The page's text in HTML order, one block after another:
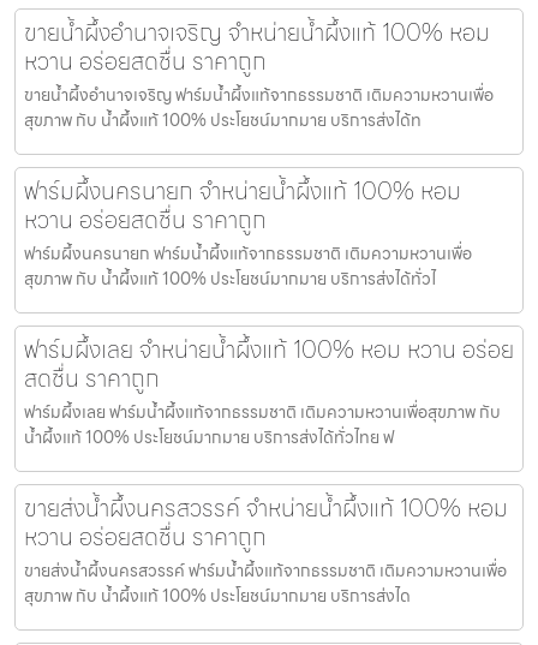
ขายน้ำผึ้งอำนาจเจริญ จำหน่ายน้ำผึ้งแท้ 100% หอม
หวาน อร่อยสดชื่น ราคาถูก
ขายน้ำผึ้งอำนาจเจริญ ฟาร์มน้ำผึ้งแท้จากธรรมชาติ เติมความหวานเพื่อ
สุขภาพ กับ น้ำผึ้งแท้ 100% ประโยชน์มากมาย บริการส่งได้ท
ฟาร์มผึ้งนครนายก จำหน่ายน้ำผึ้งแท้ 100% หอม
หวาน อร่อยสดชื่น ราคาถูก
ฟาร์มผึ้งนครนายก ฟาร์มน้ำผึ้งแท้จากธรรมชาติ เติมความหวานเพื่อ
สุขภาพ กับ น้ำผึ้งแท้ 100% ประโยชน์มากมาย บริการส่งได้ทั่วไ
ฟาร์มผึ้งเลย จำหน่ายน้ำผึ้งแท้ 100% หอม หวาน อร่อย
สดชื่น ราคาถูก
ฟาร์มผึ้งเลย ฟาร์มน้ำผึ้งแท้จากธรรมชาติ เติมความหวานเพื่อสุขภาพ กับ
น้ำผึ้งแท้ 100% ประโยชน์มากมาย บริการส่งได้ทั่วไทย ฟ
ขายส่งน้ำผึ้งนครสวรรค์ จำหน่ายน้ำผึ้งแท้ 100% หอม
หวาน อร่อยสดชื่น ราคาถูก
ขายส่งน้ำผึ้งนครสวรรค์ ฟาร์มน้ำผึ้งแท้จากธรรมชาติ เติมความหวานเพื่อ
สุขภาพ กับ น้ำผึ้งแท้ 100% ประโยชน์มากมาย บริการส่งได